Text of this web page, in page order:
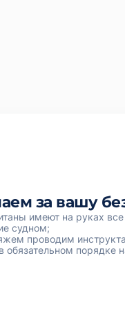
за вашу
имеют на руках
судном;
проводим
обязательном порядке